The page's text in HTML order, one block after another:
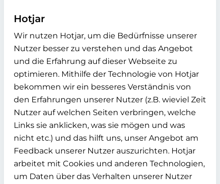
Hotjar
Wir nutzen Hotjar, um die Bedürfnisse unserer
Nutzer besser zu verstehen und das Angebot
und die Erfahrung auf dieser Webseite zu
optimieren. Mithilfe der Technologie von Hotjar
bekommen wir ein besseres Verständnis von
den Erfahrungen unserer Nutzer (z.B. wieviel Zeit
Nutzer auf welchen Seiten verbringen, welche
Links sie anklicken, was sie mögen und was
nicht etc.) und das hilft uns, unser Angebot am
Feedback unserer Nutzer auszurichten. Hotjar
arbeitet mit Cookies und anderen Technologien,
um Daten über das Verhalten unserer Nutzer